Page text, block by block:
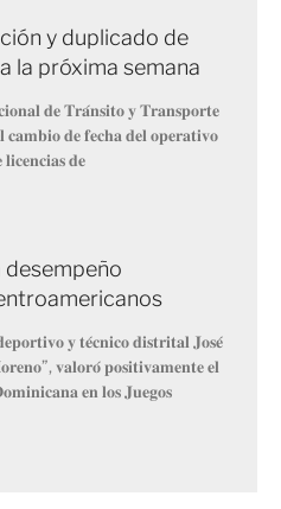
y duplicado de
la próxima semana
𝐝𝐞 𝐓𝐫𝐚́𝐧𝐬𝐢𝐭𝐨 𝐲 𝐓𝐫𝐚𝐧𝐬𝐩𝐨𝐫𝐭𝐞
𝐜𝐚𝐦𝐛𝐢𝐨 𝐝𝐞 𝐟𝐞𝐜𝐡𝐚 𝐝𝐞𝐥 𝐨𝐩𝐞𝐫𝐚𝐭𝐢𝐯𝐨
𝐝𝐞
desempeño
𝐲 𝐭𝐞́𝐜𝐧𝐢𝐜𝐨 𝐝𝐢𝐬𝐭𝐫𝐢𝐭𝐚𝐥 𝐉𝐨𝐬𝐞́
𝐯𝐚𝐥𝐨𝐫𝐨́ 𝐩𝐨𝐬𝐢𝐭𝐢𝐯𝐚𝐦𝐞𝐧𝐭𝐞 𝐞𝐥
𝐞𝐧 𝐥𝐨𝐬 𝐉𝐮𝐞𝐠𝐨𝐬